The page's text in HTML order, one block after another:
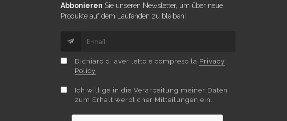
Abbonieren Sie unseren Newsletter, um über neue
Produkte auf dem Laufenden zu bleiben!
Dichiaro di aver letto e compreso la Privacy
Policy
Ich willige in die Verarbeitung meiner Daten
zum Erhalt werblicher Mitteilungen ein.